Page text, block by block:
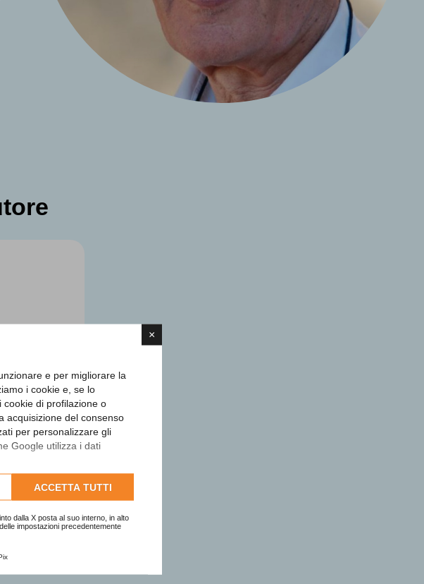
×
e per migliorare la
i cookie e, se lo
cookie di profilazione o
acquisizione del consenso
per personalizzare gli
Google utilizza i dati
ACCETTA TUTTI
dalla X posta al suo interno, in alto
impostazioni precedentemente